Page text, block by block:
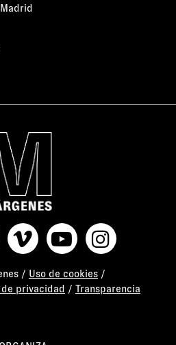
/ Uso de cookies /
privacidad / Transparencia